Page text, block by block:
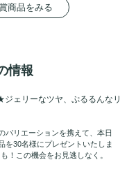
商品をみる
情報
ェリーなツヤ、ぷるるんなリ
バリエーションを携えて、本日
を30名様にプレゼントいたしま
！この機会をお見逃しなく。